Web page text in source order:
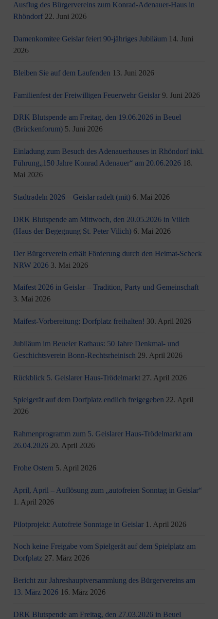
Ausflug des Bürgervereins zum Konrad-Adenauer-Haus in
Rhöndorf 22. Juni 2026
Damenkomitee Geislar feiert 90-jähriges Jubiläum 14. Juni
2026
Bleiben Sie auf dem Laufenden 13. Juni 2026
Familienfest der Freiwilligen Feuerwehr Geislar 9. Juni 2026
DRK Blutspende am Freitag, den 19.06.2026 in Beuel
(Brückenforum) 5. Juni 2026
Einladung zum Besuch des Adenauerhauses in Rhöndorf inkl.
Führung„150 Jahre Konrad Adenauer“ am 20.06.2026 18.
Mai 2026
Stadtradeln 2026 – Geislar radelt (mit) 6. Mai 2026
DRK Blutspende am Mittwoch, den 20.05.2026 in Vilich
(Haus der Begegnung St. Peter Vilich) 6. Mai 2026
Der Bürgerverein erhält Förderung durch den Heimat-Scheck
NRW 2026 3. Mai 2026
Maifest 2026 in Geislar – Tradition, Party und Gemeinschaft
3. Mai 2026
Maifest-Vorbereitung: Dorfplatz freihalten! 30. April 2026
Jubiläum im Beueler Rathaus: 50 Jahre Denkmal- und
Geschichtsverein Bonn-Rechtsrheinisch 29. April 2026
Rückblick 5. Geislarer Haus-Trödelmarkt 27. April 2026
Spielgerät auf dem Dorfplatz endlich freigegeben 22. April
2026
Rahmenprogramm zum 5. Geislarer Haus-Trödelmarkt am
26.04.2026 20. April 2026
Frohe Ostern 5. April 2026
April, April – Auflösung zum „autofreien Sonntag in Geislar“
1. April 2026
Pilotprojekt: Autofreie Sonntage in Geislar 1. April 2026
Noch keine Freigabe vom Spielgerät auf dem Spielplatz am
Dorfplatz 27. März 2026
Bericht zur Jahreshauptversammlung des Bürgervereins am
13. März 2026 16. März 2026
DRK Blutspende am Freitag, den 27.03.2026 in Beuel